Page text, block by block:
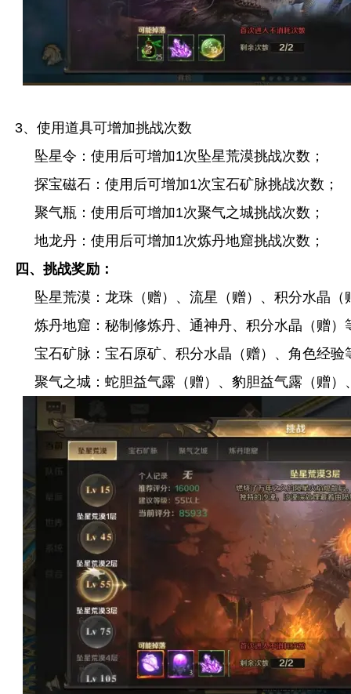
3、使用道具可增加挑战次数
坠星令：使用后可增加1次坠星荒漠挑战次数；
探宝磁石：使用后可增加1次宝石矿脉挑战次数；
聚气瓶：使用后可增加1次聚气之城挑战次数；
地龙丹：使用后可增加1次炼丹地窟挑战次数；
四、挑战奖励：
坠星荒漠：龙珠（赠）、流星（赠）、积分水晶（
炼丹地窟：秘制修炼丹、通神丹、积分水晶（赠）
宝石矿脉：宝石原矿、积分水晶（赠）、角色经验
聚气之城：蛇胆益气露（赠）、豹胆益气露（赠）